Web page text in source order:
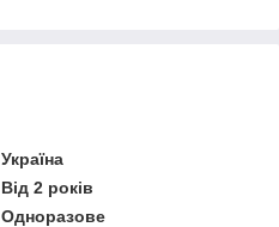
Україна
Від 2 років
Одноразове